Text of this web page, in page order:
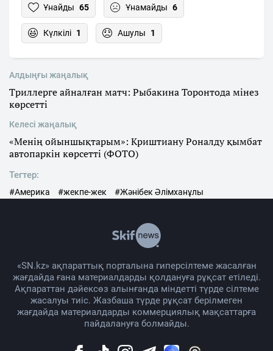
Ұнайды 65 Ұнамайды 6
Күлкілі 1 Ашулы 1
Алдыңғы жаңалық
Триллерге айналған матч: Рыбакина Торонтода мінез
көрсетті
Келесі жаңалық
«Менің ойыншықтарым»: Криштиану Роналду қымбат
автопаркін көрсетті (ФОТО)
Тегтер:
#Америка #жекпе-жек #Жәнібек Әлімханұлы
«SN.kz» ақпараттық порталына гиперсілтеме жасалған
жағдайда ғана материалдарды қолдануға рұқсат етіледі.
Ақпараттан дәйексөз алынғанда міндетті түрде сілтеме
жасалуы тиіс. Жазбаша түрде рұқсат берілмеген
жағдайда материалдарды коммерциялық мақсаттарға
пайдалануға болмайды.